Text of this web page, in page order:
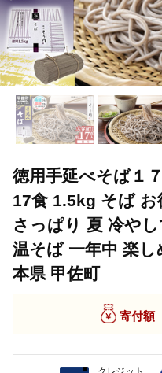
徳用手延べそば１
17食 1.5kg そば お
さっぱり 夏 冷や
温そば 一年中 楽
本県 甲佐町
寄付額